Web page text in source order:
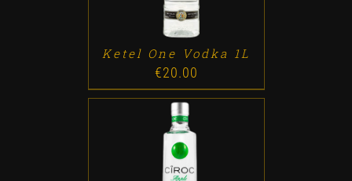
Ketel One Vodka 1L
€20.00